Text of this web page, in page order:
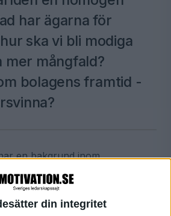
din integritet
har ägarna för
ska vi bli modiga
mer mångfald?
bolagens framtid -
en bakgrund inom
och HR och Marie Alani
kommunikation. Den
är en passion för